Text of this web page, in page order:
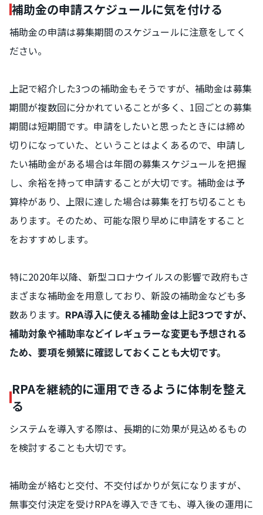
補助金の申請スケジュールに気を付ける
補助金の申請は募集期間のスケジュールに注意をしてく
ださい。
上記で紹介した3つの補助金もそうですが、補助金は募集
期間が複数回に分かれていることが多く、1回ごとの募集
期間は短期間です。申請をしたいと思ったときには締め
切りになっていた、ということはよくあるので、申請し
たい補助金がある場合は年間の募集スケジュールを把握
し、余裕を持って申請することが大切です。補助金は予
算枠があり、上限に達した場合は募集を打ち切ることも
あります。そのため、可能な限り早めに申請をすること
をおすすめします。
特に2020年以降、新型コロナウイルスの影響で政府もさ
まざまな補助金を用意しており、新設の補助金なども多
数あります。 RPA導入に使える補助金は上記3つですが、
補助対象や補助率などイレギュラーな変更も予想される
ため、要項を頻繁に確認しておくことも大切です。
RPAを継続的に運用できるように体制を整え
る
システムを導入する際は、長期的に効果が見込めるもの
を検討することも大切です。
補助金が絡むと交付、不交付ばかりが気になりますが、
無事交付決定を受けRPAを導入できても、導入後の運用に